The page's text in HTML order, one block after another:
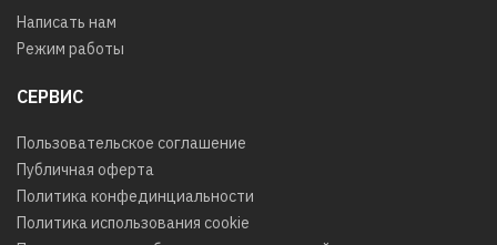
Написать нам
Режим работы
СЕРВИС
Пользовательское соглашение
Публичная оферта
Политика конфединциальности
Политика использования cookie